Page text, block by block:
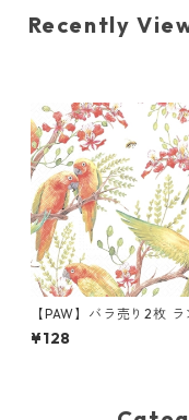
Recently
【PAW】バラ売り2枚 ラ
サイズ ペーパーナプキン
ic birds ホワイト
¥128